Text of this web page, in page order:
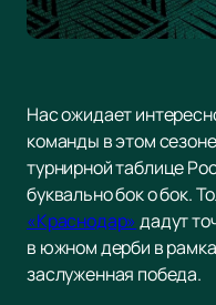
Нас ожидает
команды в этом
турнирной таблице
буквально бок о бок.
«Краснодар» дадут
в южном дерби в
заслуженная победа.